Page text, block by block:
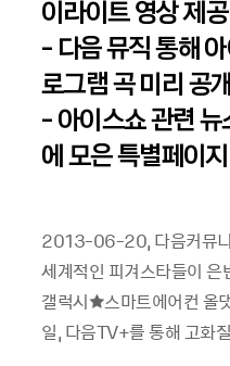
이라이트 영상 제공
- 다음 뮤직 통해
로그램 곡 미리 공개
- 아이스쇼 관련
에 모은 특별페이
2013-06-20, 다음커뮤니
세계적인 피겨스타들이
갤럭시★스마트에어컨 올
일, 다음TV+를 통해 고화